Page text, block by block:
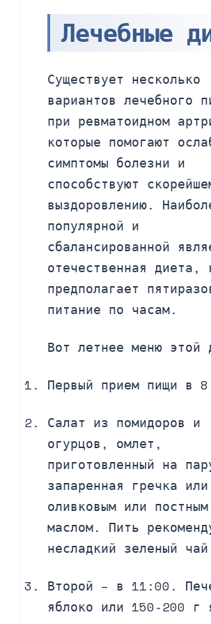
Лечебные
Существует несколько
вариантов лечебного
при ревматоидном
которые помогают
симптомы болезни и
способствуют
выздоровлению.
популярной и
сбалансированной
отечественная диета,
предполагает
питание по часам.
Вот летнее меню этой
Первый прием пищи в
Салат из помидоров и
огурцов, омлет,
приготовленный на
запаренная гречка
оливковым или постным
маслом. Пить
несладкий зеленый
Второй – в 11:00.
яблоко или 150-200 г